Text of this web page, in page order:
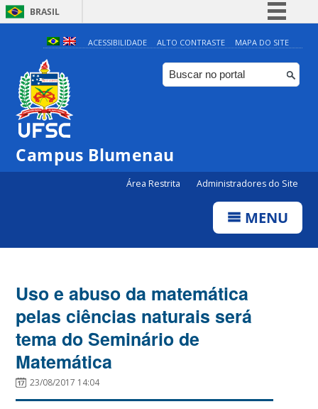
BRASIL
Simplifique!
Comunica BR
Participe
ACESSIBILIDADE ALTO CONTRASTE MAPA DO SITE
Campus Blumenau
Área Restrita Administradores do Site
MENU
Uso e abuso da matemática
pelas ciências naturais será
tema do Seminário de
Matemática
23/08/2017 14:04